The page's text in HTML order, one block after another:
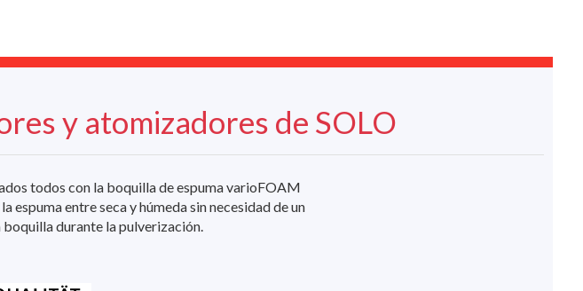
y atomizadores de SOLO
todos con la boquilla de espuma varioFOAM
entre seca y húmeda sin necesidad de un
durante la pulverización.